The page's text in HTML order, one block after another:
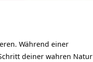
Während einer
deiner wahren Natur